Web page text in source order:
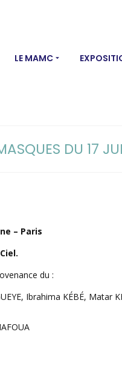
LE MAMC
DU 17
– Paris
du :
Ibrahima KÉBÉ, Matar